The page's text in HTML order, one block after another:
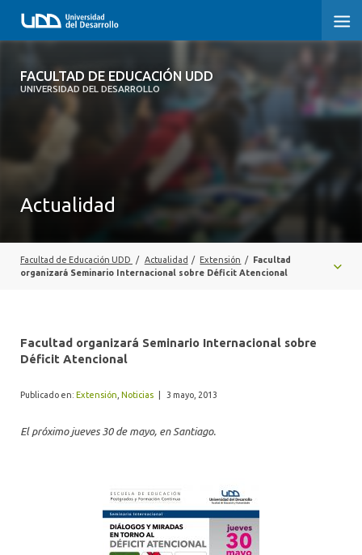
FACULTAD DE EDUCACIÓN UDD
UNIVERSIDAD DEL DESARROLLO
FACULTAD DE EDUCACIÓN UDD
POSTGRADO Y EDUCACIÓN CONTINUA
ALUMNI
Actualidad
Facultad de Educación UDD / Actualidad / Extensión /
Facultad
organizará Seminario Internacional sobre Déficit Atencional
Facultad organizará Seminario Internacional sobre
Déficit Atencional
Publicado en: Extensión Noticias 3 mayo, 2013
El próximo jueves 30 de mayo, en Santiago.